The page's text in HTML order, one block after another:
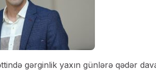
gərginlik yaxın günlərə qədər